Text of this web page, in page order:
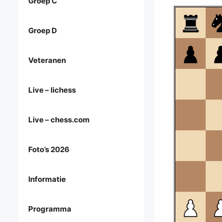
Groep D
Veteranen
Live – lichess
Live – chess.com
Foto’s 2026
Informatie
Programma